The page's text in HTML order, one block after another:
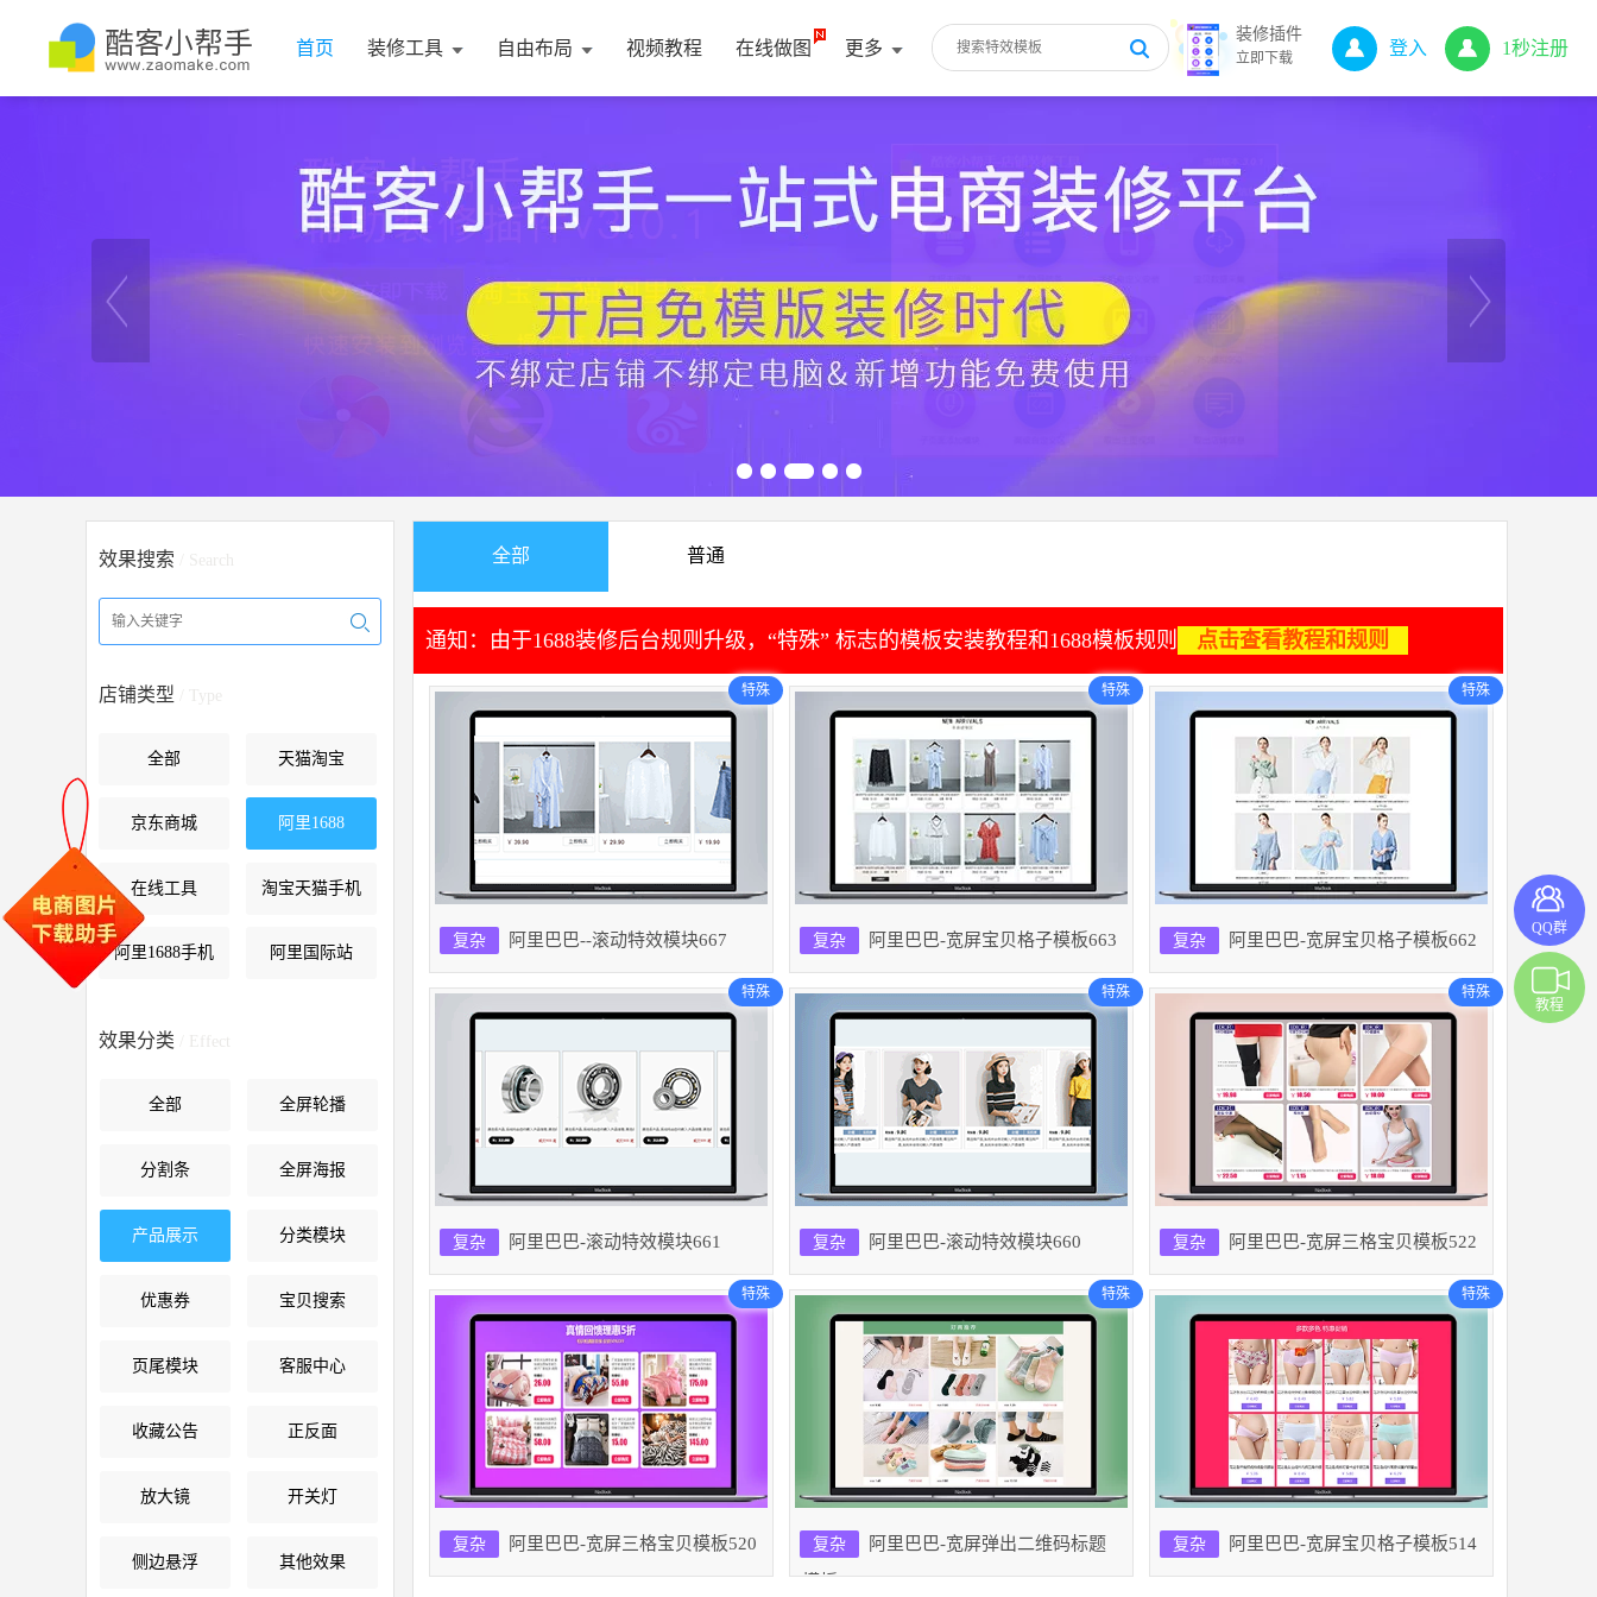
首页 装修工具 自由布局 视频教程 在线做图 更多 登入 1秒注册
装修插件
立即下载
效果搜索 / Search
店铺类型 / Type
全部 天猫淘宝
京东商城 阿里1688
在线工具 淘宝天猫手机
阿里1688手机 阿里国际站
效果分类 / Effect
全部 全屏轮播
分割条 全屏海报
产品展示 分类模块
优惠券 宝贝搜索
页尾模块 客服中心
收藏公告 正反面
放大镜 开关灯
侧边悬浮 其他效果
全部 普通
通知：由于1688装修后台规则升级，“特殊” 标志的模板安装教程和1688模板规则 点击查看教程和规则
复杂 阿里巴巴--滚动特效模块667
特殊
复杂 阿里巴巴-宽屏宝贝格子模板663
特殊
复杂 阿里巴巴-宽屏宝贝格子模板662
特殊
复杂 阿里巴巴-滚动特效模块661
特殊
复杂 阿里巴巴-滚动特效模块660
特殊
复杂 阿里巴巴-宽屏三格宝贝模板522
特殊
复杂 阿里巴巴-宽屏三格宝贝模板520
特殊
复杂
阿里巴巴-宽屏弹出二维码标题
模板516
特殊
复杂 阿里巴巴-宽屏宝贝格子模板514
特殊
QQ群
教程